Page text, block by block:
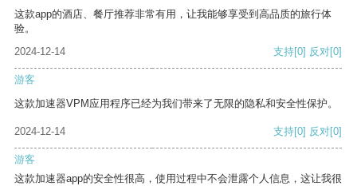
这款app的酒店、餐厅推荐非常有用，让我能够享受到高品质的旅行体
验。
2024-12-14
支持[0] 反对[0]
游客
这款加速器VPM应用程序已经为我们带来了无限的隐私和安全性保护。
2024-12-14 支持[0] 反对[0]
游客
这款加速器app的安全性很高，使用过程中不会泄露个人信息，这让我很